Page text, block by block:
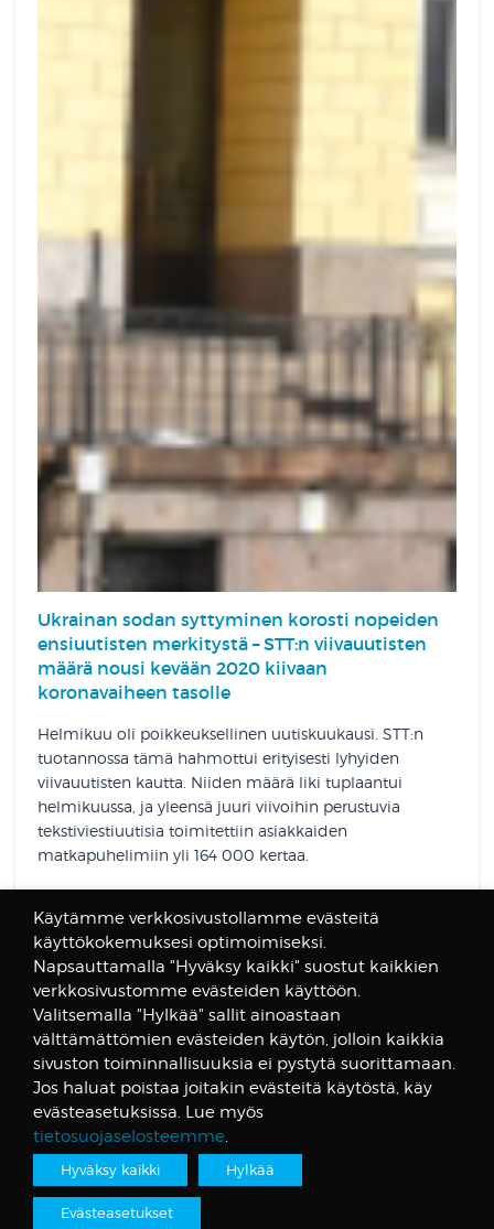
Ukrainan sodan syttyminen korosti nopeiden
ensiuutisten merkitystä – STT:n viivauutisten
määrä nousi kevään 2020 kiivaan
koronavaiheen tasolle
Helmikuu oli poikkeuksellinen uutiskuukausi. STT:n
tuotannossa tämä hahmottui erityisesti lyhyiden
viivauutisten kautta. Niiden määrä liki tuplaantui
helmikuussa, ja yleensä juuri viivoihin perustuvia
tekstiviestiuutisia toimitettiin asiakkaiden
matkapuhelimiin yli 164 000 kertaa.
Pihla Lehmusjoki
4. maaliskuuta 2022
Käytämme verkkosivustollamme evästeitä
käyttökokemuksesi optimoimiseksi.
Napsauttamalla "Hyväksy kaikki" suostut kaikkien
verkkosivustomme evästeiden käyttöön.
Valitsemalla "Hylkää" sallit ainoastaan
välttämättömien evästeiden käytön, jolloin kaikkia
sivuston toiminnallisuuksia ei pystytä suorittamaan.
Jos haluat poistaa joitakin evästeitä käytöstä, käy
evästeasetuksissa. Lue myös
tietosuojaselosteemme.
Hyväksy kaikki Hylkää
Evästeasetukset